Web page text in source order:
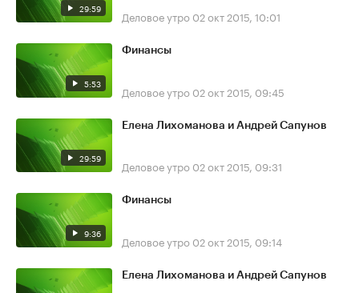
29:59 Деловое утро 02 окт 2015, 10:01
5:53
Финансы
Деловое утро 02 окт 2015, 09:45
29:59
Елена Лихоманова и Андрей Сапунов
Деловое утро 02 окт 2015, 09:31
9:36
Финансы
Деловое утро 02 окт 2015, 09:14
Елена Лихоманова и Андрей Сапунов